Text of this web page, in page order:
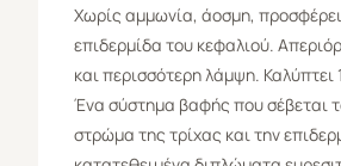
Χωρίς αμμωνία, άοσμη, προσφέρει
επιδερμίδα του κεφαλιού.
και περισσότερη λάμψη. Καλύπτει
Ένα σύστημα βαφής που σέβεται
στρώμα της τρίχας και την